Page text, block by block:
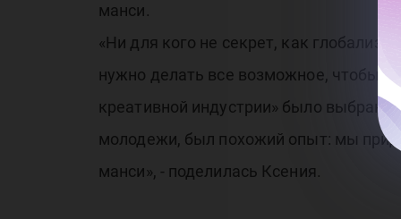
манси.
«Ни для кого не секрет, как
нужно делать все возможное, чтобы
креативной индустрии» было
молодежи, был похожий опыт: мы
манси», - поделилась Ксения.